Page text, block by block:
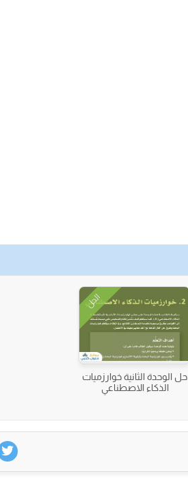
الحل
حل الوحدة الثانية خوارزميات
الذكاء الاصطناعي